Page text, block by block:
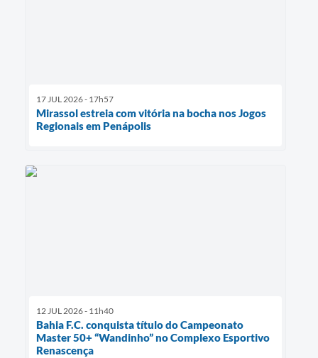
17 JUL 2026 - 17h57
Mirassol estreia com vitória na bocha nos Jogos
Regionais em Penápolis
12 JUL 2026 - 11h40
Bahia F.C. conquista título do Campeonato
Master 50+ “Wandinho” no Complexo Esportivo
Renascença